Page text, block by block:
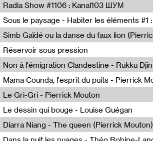
Radia Show #1106 : Kanal103 ШУМ
Kanal103
Nastassja Martin
Pierrick Mouton,Simb Gaïdé
Réservoir sous pression
Eden Tinto Collins,Rukku Djinne
Pierrick Mouton
Le Gri-Gri - Pierrick Mouton
Pierrick Mouton
Le dessin qui bouge - Louise Guégan
Louise Guégan
Diarra Niang - The queen (Pierrick Mouton)
Pierrick Mouton,Diarra Niang